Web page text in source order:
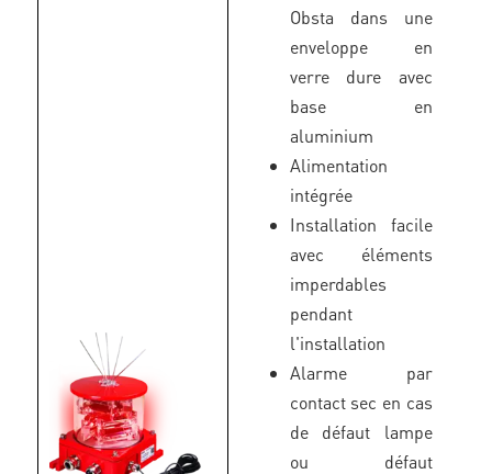
Obsta dans une
enveloppe en
verre dure avec
base en
aluminium
Alimentation
intégrée
Installation facile
avec éléments
imperdables
pendant
l'installation
Alarme par
contact sec en cas
de défaut lampe
ou défaut